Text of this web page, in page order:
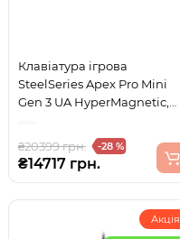
Клавіатура ігрова
SteelSeries Apex Pro Mini
Gen 3 UA HyperMagnetic,
₴20399 грн.
-28 %
₴14717 грн.
Акція